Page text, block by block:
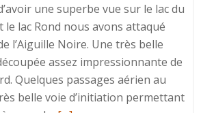
une superbe vue sur le lac du
le lac Rond nous avons attaqué
l’Aiguille Noire. Une très belle
assez impressionnante de
Quelques passages aérien au
belle voie d’initiation permettant